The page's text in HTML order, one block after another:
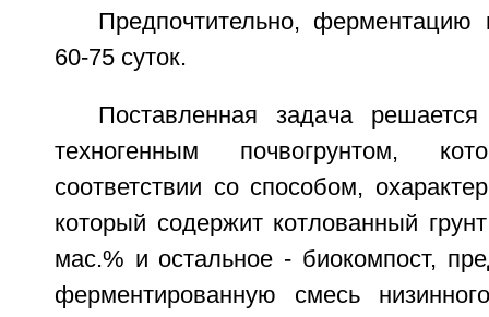
Предпочтительно, ферментацию
60-75 суток.
Поставленная задача
техногенным почвогрунтом,
соответствии со способом,
который содержит котлованный
мас.% и остальное - биокомпост,
ферментированную смесь